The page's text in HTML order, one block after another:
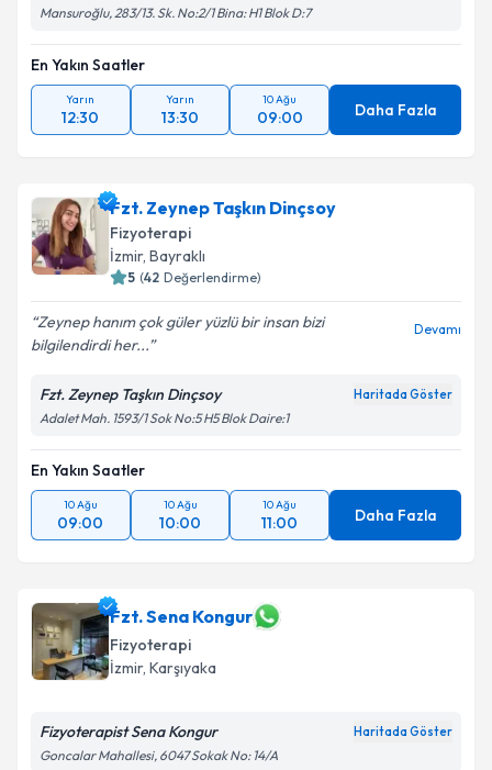
Mansuroğlu, 283/13. Sk. No:2/1 Bina: H1 Blok D:7
En Yakın Saatler
Yarın
12:30
Yarın
13:30
10 Ağu
09:00 Daha Fazla
Fzt. Zeynep Taşkın Dinçsoy
Fizyoterapi
İzmir, Bayraklı
5 (42 Değerlendirme)
Zeynep hanım çok güler yüzlü bir insan bizi
bilgilendirdi her...
Devamı
Fzt. Zeynep Taşkın Dinçsoy Haritada Göster
Adalet Mah. 1593/1 Sok No:5 H5 Blok Daire:1
En Yakın Saatler
10 Ağu
09:00
10 Ağu
10:00
10 Ağu
11:00 Daha Fazla
Fzt. Sena Kongur
Fizyoterapi
İzmir, Karşıyaka
Fizyoterapist Sena Kongur Haritada Göster
Goncalar Mahallesi, 6047 Sokak No: 14/A